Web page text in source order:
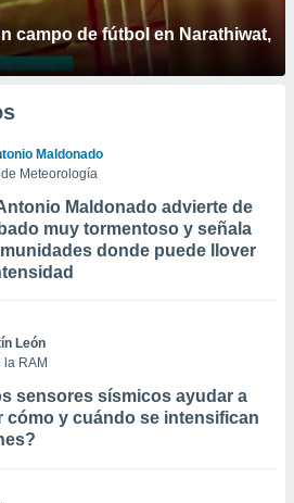
campo de fútbol en Narathiwat,
Maldonado
Meteorología
Maldonado advierte de
muy tormentoso y señala
donde puede llover
León
RAM
sensores sísmicos ayudar a
cómo y cuándo se intensifican